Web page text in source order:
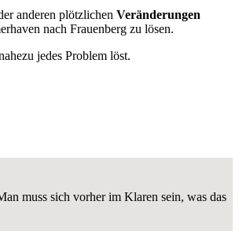
anderen plötzlichen Veränderungen
nach Frauenberg zu lösen.
jedes Problem löst.
muss sich vorher im Klaren sein, was das